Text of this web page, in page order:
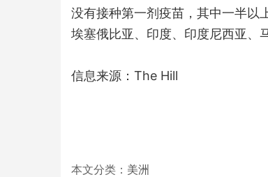
没有接种第一剂疫苗，其中一半以
埃塞俄比亚、印度、印度尼西亚、
信息来源：The Hill
本文分类： 美洲